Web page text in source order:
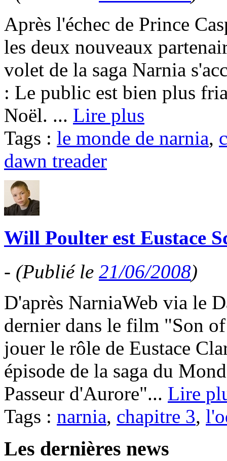
Après l'échec de Prince
les deux nouveaux
volet de la saga Narnia
: Le public est bien plus
Noël. ... Lire plus
Tags : le monde de narnia,
dawn treader
Will Poulter est Eustace
- (Publié le 21/06/2008)
D'après NarniaWeb via le
dernier dans le film "Son
jouer le rôle de Eustace
épisode de la saga du
Passeur d'Aurore"... Lire
Tags : narnia, chapitre 3,
Les dernières news